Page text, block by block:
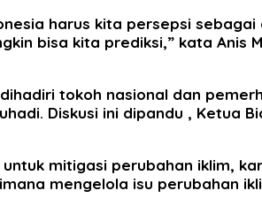
harus kita persepsi
bisa kita prediksi,” kata Anis
tokoh nasional dan
Diskusi ini dipandu , Ketua
mitigasi perubahan iklim,
mengelola isu perubahan